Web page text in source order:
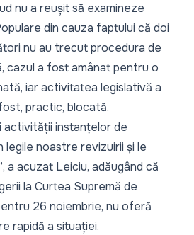
nu a reușit să examineze
din cauza faptului că doi
nu au trecut procedura de
cazul a fost amânat pentru o
iar activitatea legislativă a
practic, blocată.
activității instanțelor de
legile noastre revizuirii și le
, a acuzat Leiciu, adăugând că
la Curtea Supremă de
26 noiembrie, nu oferă
rapidă a situației.